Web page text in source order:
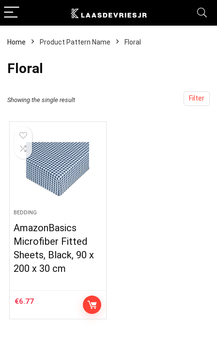
Home Product Pattern Name Floral
Floral
Filter
Showing the single result
BEDDING
AmazonBasics
Microfiber Fitted
Sheets, Black, 90 x
200 x 30 cm
€6.77